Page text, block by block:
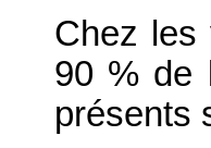
Chez les
90 % de
présents